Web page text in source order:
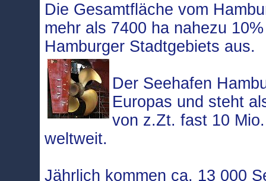
Die Gesamtfläche vom
mehr als 7400 ha nahezu
Hamburger Stadtgebiets aus.
Der Seehafen
Europas und steht
von z.Zt. fast 10
weltweit.
Jährlich kommen ca. 13 000